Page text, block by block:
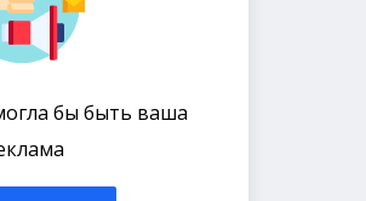
бы быть ваша